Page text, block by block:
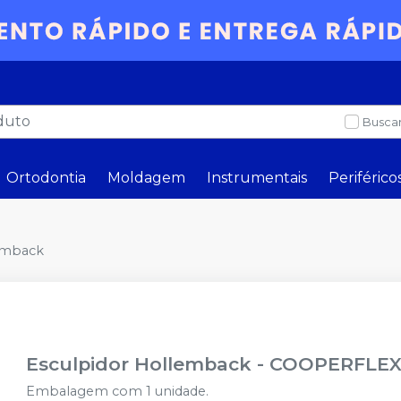
Ortodontia Moldagem Instrumentais
Esculpidor Hollemback -
Embalagem com 1 unidade.